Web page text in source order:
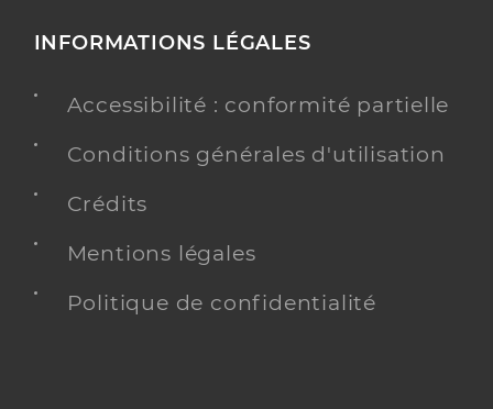
INFORMATIONS LÉGALES
Accessibilité : conformité partielle
Conditions générales d'utilisation
Crédits
Mentions légales
Politique de confidentialité